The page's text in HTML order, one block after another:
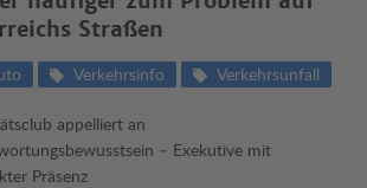
Straßen
Verkehrsinfo Verkehrsunfall
appelliert an
– Exekutive mit
Präsenz